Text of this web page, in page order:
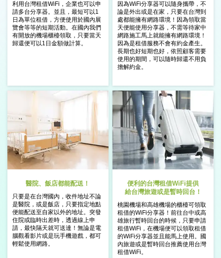
利用台灣租借WiFi，企業也可以申
請多台分享器。 並且，最短可以1
日為單位租借，方便使用於國內展
覽會等等的短期活動。 在國內我們
有開放的機場櫃檯領取， 只要當天
歸還便可以1日金額做計算。
因為WiFi分享器可以隨身攜帶，不
論是外出或是在家，只要在台灣到
處都能擁有網路環境！ 因為領取當
天便能使用分享器，不需等待家中
網路施工馬上就能擁有網路環境！
因為是租借服務不會有約金產生。
長期也好短期也好，依照顧客需要
使用的期間，可以隨時歸還不用負
擔解約金。
醫院、飯店都能配送！
只要是在台灣國內，收件地址不論
是醫院，或是飯店，只要指定地點
便能配送至自家以外的地址。 突發
住院或臨時出差時，透過線上申
請，最快隔天就可送達！ 無論是電
腦觀看影片或是玩手機遊戲， 都可
輕鬆使用網路。
便利的台灣租借WiFi提供
給台灣旅遊或是暫時回台！
桃園機場和高雄機場的櫃檯可領取
租借的WiFi分享器！前往台中或高
雄旅行暫時回台的時候，只要申請
租借WiFi，在機場便可以領取租借
的WiFi分享器並且能馬上使用。國
內旅遊或是暫時回台推薦使用台灣
租借WiFi。